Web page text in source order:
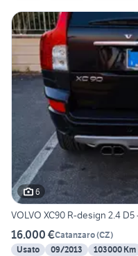
6
VOLVO XC90 R-design 2.4 D5
16.000 €Catanzaro(CZ)
Usato
09/2013 103000 Km